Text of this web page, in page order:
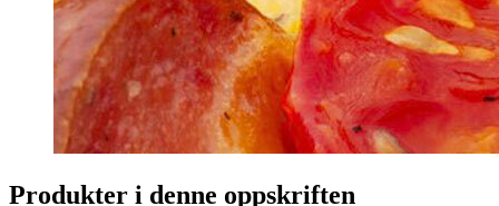
Produkter i denne oppskriften